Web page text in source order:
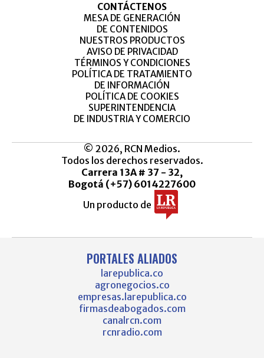
CONTÁCTENOS
MESA DE GENERACIÓN
DE CONTENIDOS
NUESTROS PRODUCTOS
AVISO DE PRIVACIDAD
TÉRMINOS Y CONDICIONES
POLÍTICA DE TRATAMIENTO
DE INFORMACIÓN
POLÍTICA DE COOKIES
SUPERINTENDENCIA
DE INDUSTRIA Y COMERCIO
© 2026, RCN Medios.
Todos los derechos reservados.
Carrera 13A # 37 - 32,
Bogotá (+57) 6014227600
Un producto de
PORTALES ALIADOS
larepublica.co
agronegocios.co
empresas.larepublica.co
firmasdeabogados.com
canalrcn.com
rcnradio.com